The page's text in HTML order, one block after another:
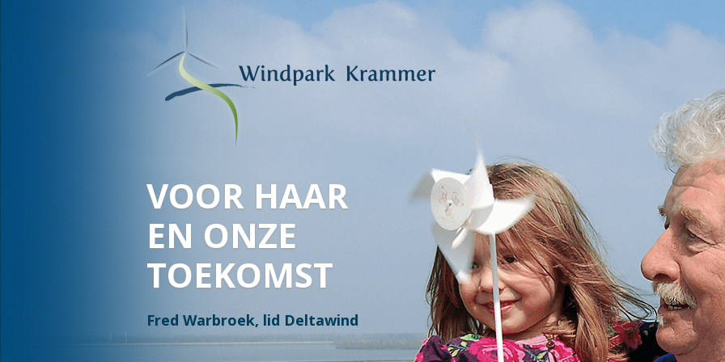
WAAR WATER
OVERGAAT IN LAND,
EN LAND OVERGAAT
IN WATER, IS RUIMTE.